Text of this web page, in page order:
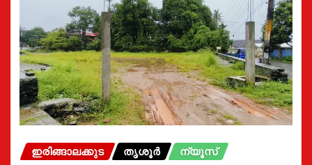
ഇരിങ്ങാലക്കുട തൃശൂർ ന്യൂസ്